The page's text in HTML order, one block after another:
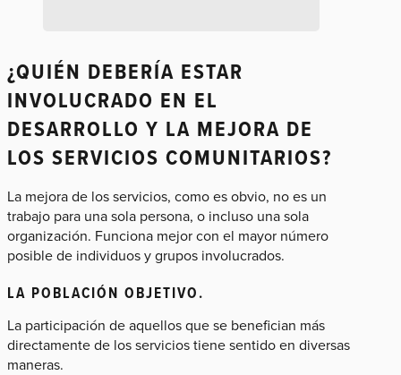
¿QUIÉN DEBERÍA ESTAR
INVOLUCRADO EN EL
DESARROLLO Y LA MEJORA DE
LOS SERVICIOS COMUNITARIOS?
La mejora de los servicios, como es obvio, no es un
trabajo para una sola persona, o incluso una sola
organización. Funciona mejor con el mayor número
posible de individuos y grupos involucrados.
LA POBLACIÓN OBJETIVO.
La participación de aquellos que se benefician más
directamente de los servicios tiene sentido en diversas
maneras.